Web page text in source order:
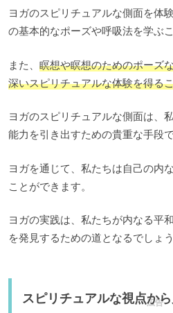
ヨガのスピリチュアルな側面を体
の基本的なポーズや呼吸法を学ぶ
また、 瞑想や瞑想のためのポーズ
深いスピリチュアルな体験を得る
ヨガのスピリチュアルな側面は、
能力を引き出すための貴重な手段で
ヨガを通じて、私たちは自己の内
ことができます。
ヨガの実践は、私たちが内なる平
を発見するための道となるでしょう
スピリチュアルな視点か
広告